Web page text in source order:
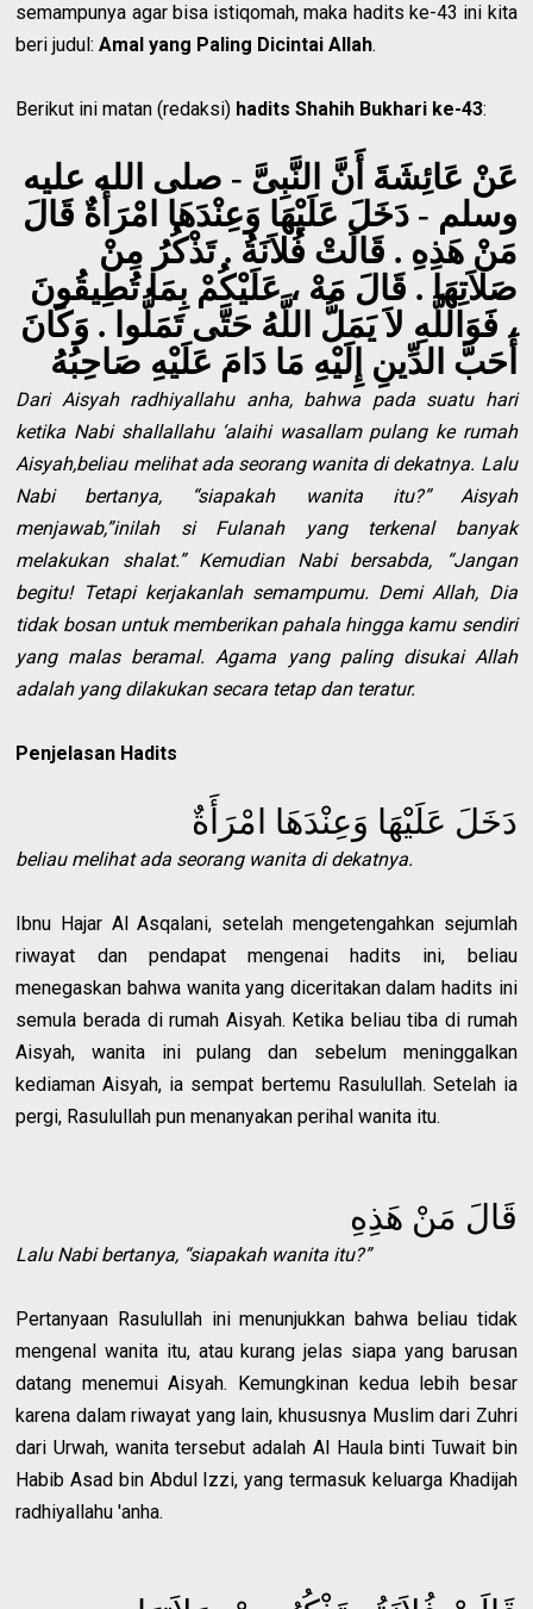
semampunya agar bisa istiqomah, maka hadits ke-43 ini kita
beri judul:Amal yang Paling Dicintai Allah.
Berikut ini matan (redaksi) hadits Shahih Bukhari ke-43:
عَنْ عَائِشَةَ أَنَّ النَّبِىَّ - صلى الله عليه
وسلم - دَخَلَ عَلَيْهَا وَعِنْدَهَا امْرَأَةٌ قَالَ
مَنْ هَذِهِ . قَالَتْ فُلاَنَةُ . تَذْكُرُ مِنْ
صَلاَتِهَا . قَالَ مَهْ ، عَلَيْكُمْ بِمَا تُطِيقُونَ
، فَوَاللَّهِ لاَ يَمَلُّ اللَّهُ حَتَّى تَمَلُّوا . وَكَانَ
أَحَبَّ الدِّينِ إِلَيْهِ مَا دَامَ عَلَيْهِ صَاحِبُهُ
Dari Aisyah radhiyallahu anha, bahwa pada suatu hari
ketika Nabi shallallahu ‘alaihi wasallam pulang ke rumah
Aisyah,beliau melihat ada seorang wanita di dekatnya. Lalu
Nabi bertanya, “siapakah wanita itu?” Aisyah
menjawab,”inilah si Fulanah yang terkenal banyak
melakukan shalat.” Kemudian Nabi bersabda, “Jangan
begitu! Tetapi kerjakanlah semampumu. Demi Allah, Dia
tidak bosan untuk memberikan pahala hingga kamu sendiri
yang malas beramal. Agama yang paling disukai Allah
adalah yang dilakukan secara tetap dan teratur.
Penjelasan Hadits
دَخَلَ عَلَيْهَا وَعِنْدَهَا امْرَأَةٌ
beliau melihat ada seorang wanita di dekatnya.
Ibnu Hajar Al Asqalani, setelah mengetengahkan sejumlah
riwayat dan pendapat mengenai hadits ini, beliau
menegaskan bahwa wanita yang diceritakan dalam hadits ini
semula berada di rumah Aisyah. Ketika beliau tiba di rumah
Aisyah, wanita ini pulang dan sebelum meninggalkan
kediaman Aisyah, ia sempat bertemu Rasulullah. Setelah ia
pergi, Rasulullah pun menanyakan perihal wanita itu.
قَالَ مَنْ هَذِهِ
Lalu Nabi bertanya, “siapakah wanita itu?”
Pertanyaan Rasulullah ini menunjukkan bahwa beliau tidak
mengenal wanita itu, atau kurang jelas siapa yang barusan
datang menemui Aisyah. Kemungkinan kedua lebih besar
karena dalam riwayat yang lain, khususnya Muslim dari Zuhri
dari Urwah, wanita tersebut adalah Al Haula binti Tuwait bin
Habib Asad bin Abdul Izzi, yang termasuk keluarga Khadijah
radhiyallahu 'anha.